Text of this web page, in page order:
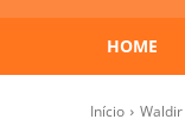
HOME
Início